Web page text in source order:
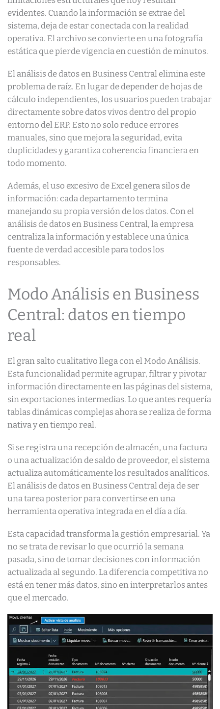
evidentes. Cuando la información se extrae del
sistema, deja de estar conectada con la realidad
operativa. El archivo se convierte en una fotografía
estática que pierde vigencia en cuestión de minutos.
El análisis de datos en Business Central elimina este
problema de raíz. En lugar de depender de hojas de
cálculo independientes, los usuarios pueden trabajar
directamente sobre datos vivos dentro del propio
entorno del ERP. Esto no solo reduce errores
manuales, sino que mejora la seguridad, evita
duplicidades y garantiza coherencia financiera en
todo momento.
Además, el uso excesivo de Excel genera silos de
información: cada departamento termina
manejando su propia versión de los datos. Con el
análisis de datos en Business Central, la empresa
centraliza la información y establece una única
fuente de verdad accesible para todos los
responsables.
Modo Análisis en Business
Central: datos en tiempo
real
El gran salto cualitativo llega con el Modo Análisis.
Esta funcionalidad permite agrupar, filtrar y pivotar
información directamente en las páginas del sistema,
sin exportaciones intermedias. Lo que antes requería
tablas dinámicas complejas ahora se realiza de forma
nativa y en tiempo real.
Si se registra una recepción de almacén, una factura
o una actualización de saldo de proveedor, el sistema
actualiza automáticamente los resultados analíticos.
El análisis de datos en Business Central deja de ser
una tarea posterior para convertirse en una
herramienta operativa integrada en el día a día.
Esta capacidad transforma la gestión empresarial. Ya
no se trata de revisar lo que ocurrió la semana
pasada, sino de tomar decisiones con información
actualizada al segundo. La diferencia competitiva no
está en tener más datos, sino en interpretarlos antes
que el mercado.